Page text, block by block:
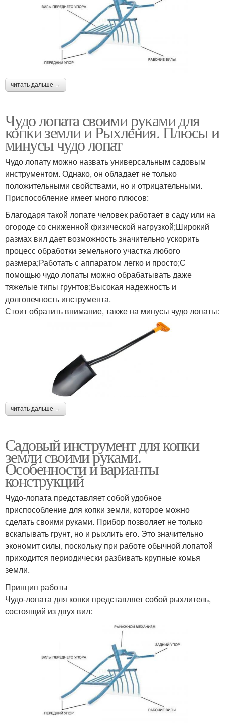
читать дальше →
Чудо лопата своими руками для
копки земли и Рыхления. Плюсы и
минусы чудо лопат
Чудо лопату можно назвать универсальным садовым
инструментом. Однако, он обладает не только
положительными свойствами, но и отрицательными.
Приспособление имеет много плюсов:
Благодаря такой лопате человек работает в саду или на
огороде со сниженной физической нагрузкой;Широкий
размах вил дает возможность значительно ускорить
процесс обработки земельного участка любого
размера;Работать с аппаратом легко и просто;С
помощью чудо лопаты можно обрабатывать даже
тяжелые типы грунтов;Высокая надежность и
долговечность инструмента.
Стоит обратить внимание, также на минусы чудо лопаты:
читать дальше →
Садовый инструмент для копки
земли своими руками.
Особенности и варианты
конструкций
Чудо-лопата представляет собой удобное
приспособление для копки земли, которое можно
сделать своими руками. Прибор позволяет не только
вскапывать грунт, но и рыхлить его. Это значительно
экономит силы, поскольку при работе обычной лопатой
приходится периодически разбивать крупные комья
земли.
Принцип работы
Чудо-лопата для копки представляет собой рыхлитель,
состоящий из двух вил: